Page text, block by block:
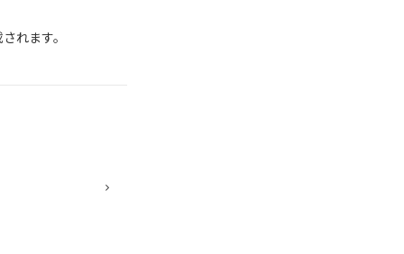
れます。